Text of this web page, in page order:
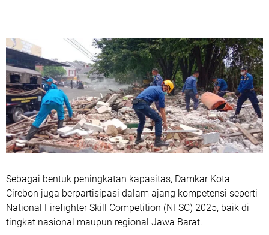
Sebagai bentuk peningkatan kapasitas, Damkar Kota
Cirebon juga berpartisipasi dalam ajang kompetensi seperti
National Firefighter Skill Competition (NFSC) 2025, baik di
tingkat nasional maupun regional Jawa Barat.